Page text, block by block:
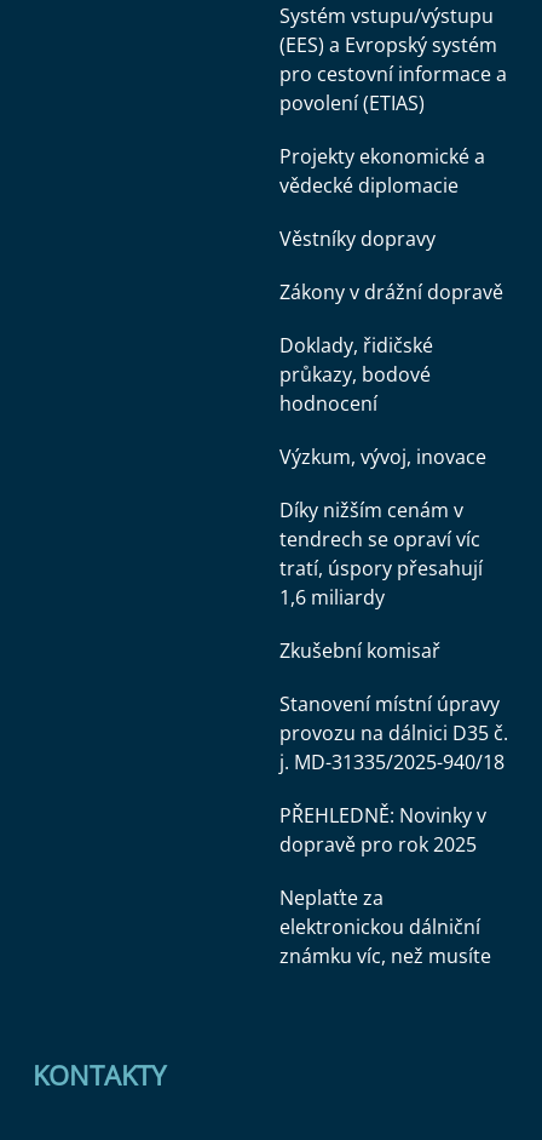
Systém vstupu/výstupu
(EES) a Evropský systém
pro cestovní informace a
povolení (ETIAS)
Projekty ekonomické a
vědecké diplomacie
Věstníky dopravy
Zákony v drážní dopravě
Doklady, řidičské
průkazy, bodové
hodnocení
Výzkum, vývoj, inovace
Díky nižším cenám v
tendrech se opraví víc
tratí, úspory přesahují
1,6 miliardy
Zkušební komisař
Stanovení místní úpravy
provozu na dálnici D35 č.
j. MD-31335/2025-940/18
PŘEHLEDNĚ: Novinky v
dopravě pro rok 2025
Neplaťte za
elektronickou dálniční
známku víc, než musíte
KONTAKTY